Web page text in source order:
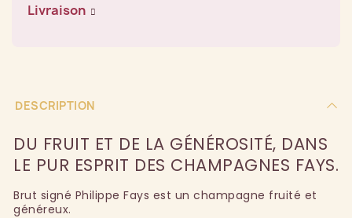
Livraison
DESCRIPTION
DU FRUIT ET DE LA GÉNÉROSITÉ, DANS
LE PUR ESPRIT DES CHAMPAGNES FAYS.
Brut signé Philippe Fays est un champagne fruité et
généreux.